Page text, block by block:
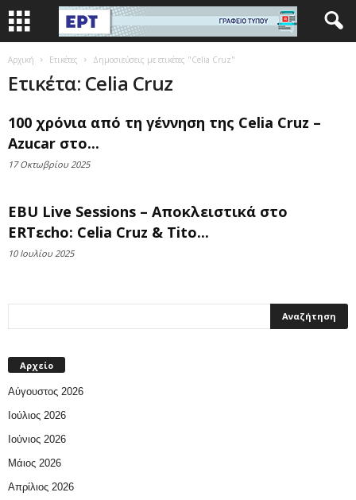
Αρχική Ετικέτες Δημοσιεύσεις με ετικέτες "Celia Cruz"
Ετικέτα: Celia Cruz
100 χρόνια από τη γέννηση της Celia Cruz –
Azucar στο...
17 Οκτωβρίου 2025
EBU Live Sessions – Αποκλειστικά στο
ERTεcho: Celia Cruz & Tito...
10 Ιουλίου 2025
Αρχείο
Αύγουστος 2026
Ιούλιος 2026
Ιούνιος 2026
Μάιος 2026
Απρίλιος 2026